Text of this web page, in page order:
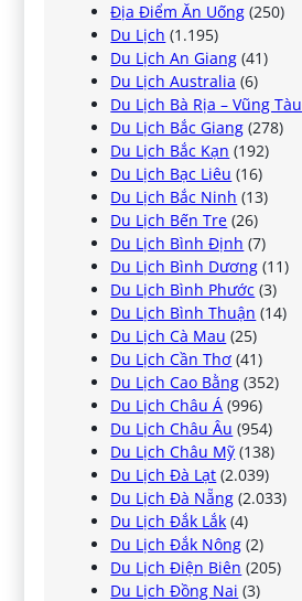
Địa Điểm Ăn Uống (250)
Du Lịch (1.195)
Du Lịch An Giang (41)
Du Lịch Australia (6)
Du Lịch Bà Rịa – Vũng Tàu
Du Lịch Bắc Giang (278)
Du Lịch Bắc Kạn (192)
Du Lịch Bạc Liêu (16)
Du Lịch Bắc Ninh (13)
Du Lịch Bến Tre (26)
Du Lịch Bình Định (7)
Du Lịch Bình Dương (11)
Du Lịch Bình Phước (3)
Du Lịch Bình Thuận (14)
Du Lịch Cà Mau (25)
Du Lịch Cần Thơ (41)
Du Lịch Cao Bằng (352)
Du Lịch Châu Á (996)
Du Lịch Châu Âu (954)
Du Lịch Châu Mỹ (138)
Du Lịch Đà Lạt (2.039)
Du Lịch Đà Nẵng (2.033)
Du Lịch Đắk Lắk (4)
Du Lịch Đắk Nông (2)
Du Lịch Điện Biên (205)
Du Lịch Đồng Nai (3)